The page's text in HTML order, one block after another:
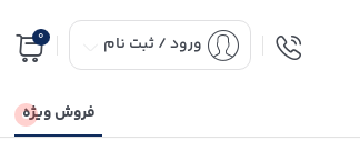
ورود / ثبت نام 0
فروش ویژه